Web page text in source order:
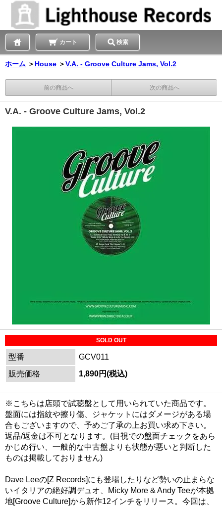
カート 検索
ホーム ＞ House ＞V.A. - Groove Culture Jams, Vol.2
前の商品へ 次の商品へ
V.A. - Groove Culture Jams, Vol.2
SOLD OUT
型番
GCV011
販売価格
1,890円(税込)
※こちらは店頭で試聴盤として用いられていた商品です。
盤面には指紋や擦り傷、ジャケットにはダメージがある場
合もございますので、予めご了承の上お買い求め下さい。
返品/返金は不可となります。(目視での盤面チェックをあら
かじめ行い、一般的な中古盤よりも状態が悪いと判断した
ものは掲載しておりません)
Dave Leeの[Z Records]にも登場したりなど勢いの止まらな
いイタリアの絶好調デュオ、Micky More & Andy Teeが本拠
地[Groove Culture]から新作12インチをリリース。今回は、